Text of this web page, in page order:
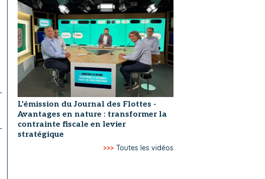
L'émission du Journal des Flottes -
Avantages en nature : transformer la
contrainte fiscale en levier
stratégique
>>> Toutes les vidéos